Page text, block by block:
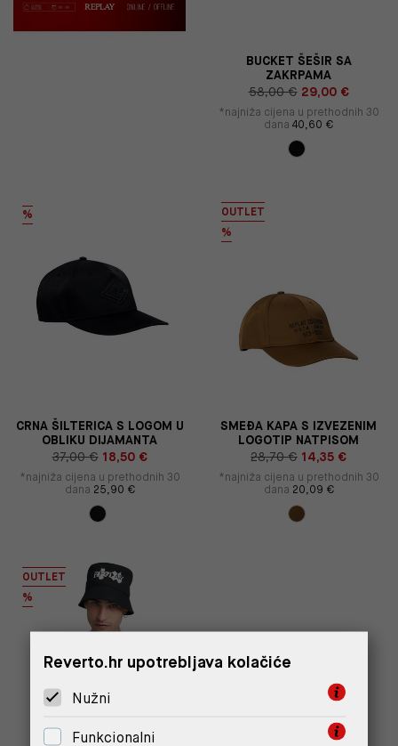
BUCKET ŠEŠIR SA
ZAKRPAMA
58,00 € 29,00 €
*najniža cijena u prethodnih 30
dana 40,60 €
%
CRNA ŠILTERICA S LOGOM U
OBLIKU DIJAMANTA
37,00 € 18,50 €
*najniža cijena u prethodnih 30
dana 25,90 €
OUTLET
%
SMEĐA KAPA S IZVEZENIM
LOGOTIP NATPISOM
28,70 € 14,35 €
*najniža cijena u prethodnih 30
dana 20,09 €
OUTLET
%
Reverto.hr upotrebljava kolačiće
Nužni
Funkcionalni